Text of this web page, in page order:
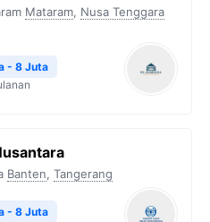
Mataram, Nusa Tenggara
- 8 Juta
Banten, Tangerang
- 8 Juta